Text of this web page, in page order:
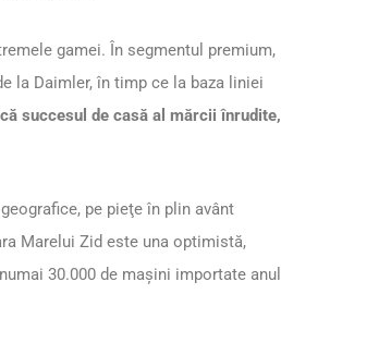
gamei. În segmentul premium,
la Daimler, în timp ce la baza liniei
succesul de casă al mărcii înrudite,
pe pieţe în plin avânt
Marelui Zid este una optimistă,
30.000 de maşini importate anul